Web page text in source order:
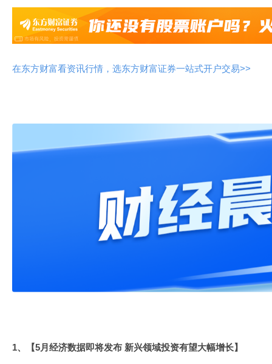
在东方财富看资讯行情，选东方财富证券一站式开户交易>>
1、【5月经济数据即将发布 新兴领域投资有望大幅增长】